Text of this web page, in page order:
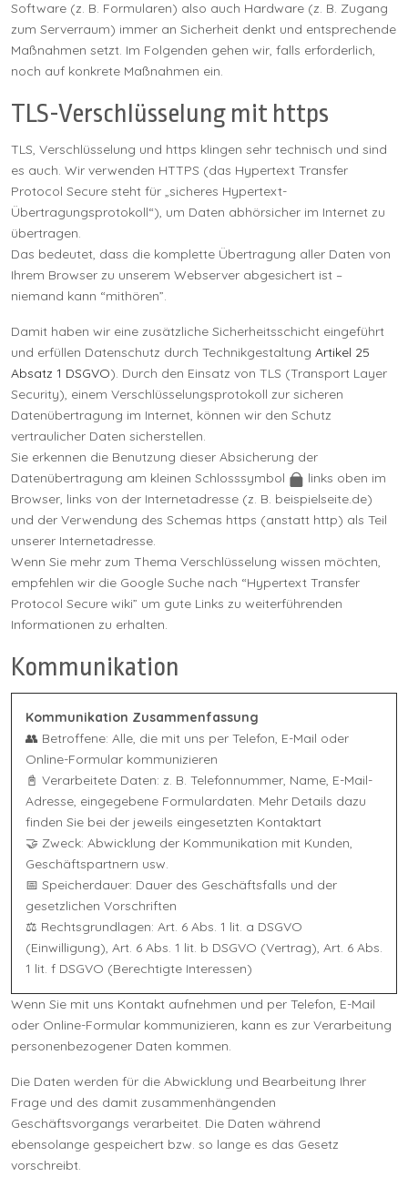
Software (z. B. Formularen) also auch Hardware (z. B. Zugang
zum Serverraum) immer an Sicherheit denkt und entsprechende
Maßnahmen setzt. Im Folgenden gehen wir, falls erforderlich,
noch auf konkrete Maßnahmen ein.
TLS-Verschlüsselung mit https
TLS, Verschlüsselung und https klingen sehr technisch und sind
es auch. Wir verwenden HTTPS (das Hypertext Transfer
Protocol Secure steht für „sicheres Hypertext-
Übertragungsprotokoll“), um Daten abhörsicher im Internet zu
übertragen.
Das bedeutet, dass die komplette Übertragung aller Daten von
Ihrem Browser zu unserem Webserver abgesichert ist –
niemand kann “mithören”.
Damit haben wir eine zusätzliche Sicherheitsschicht eingeführt
und erfüllen Datenschutz durch Technikgestaltung Artikel 25
Absatz 1 DSGVO). Durch den Einsatz von TLS (Transport Layer
Security), einem Verschlüsselungsprotokoll zur sicheren
Datenübertragung im Internet, können wir den Schutz
vertraulicher Daten sicherstellen.
Sie erkennen die Benutzung dieser Absicherung der
Datenübertragung am kleinen Schlosssymbol
links oben im
Browser, links von der Internetadresse (z. B. beispielseite.de)
und der Verwendung des Schemas https (anstatt http) als Teil
unserer Internetadresse.
Wenn Sie mehr zum Thema Verschlüsselung wissen möchten,
empfehlen wir die Google Suche nach “Hypertext Transfer
Protocol Secure wiki” um gute Links zu weiterführenden
Informationen zu erhalten.
Kommunikation
Kommunikation Zusammenfassung
👥 Betroffene: Alle, die mit uns per Telefon, E-Mail oder
Online-Formular kommunizieren
📓 Verarbeitete Daten: z. B. Telefonnummer, Name, E-Mail-
Adresse, eingegebene Formulardaten. Mehr Details dazu
finden Sie bei der jeweils eingesetzten Kontaktart
🤝 Zweck: Abwicklung der Kommunikation mit Kunden,
Geschäftspartnern usw.
📅 Speicherdauer: Dauer des Geschäftsfalls und der
gesetzlichen Vorschriften
⚖️ Rechtsgrundlagen: Art. 6 Abs. 1 lit. a DSGVO
(Einwilligung), Art. 6 Abs. 1 lit. b DSGVO (Vertrag), Art. 6 Abs.
1 lit. f DSGVO (Berechtigte Interessen)
Wenn Sie mit uns Kontakt aufnehmen und per Telefon, E-Mail
oder Online-Formular kommunizieren, kann es zur Verarbeitung
personenbezogener Daten kommen.
Die Daten werden für die Abwicklung und Bearbeitung Ihrer
Frage und des damit zusammenhängenden
Geschäftsvorgangs verarbeitet. Die Daten während
ebensolange gespeichert bzw. so lange es das Gesetz
vorschreibt.